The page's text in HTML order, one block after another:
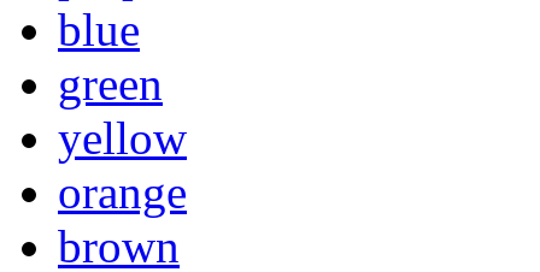
blue
green
yellow
orange
brown